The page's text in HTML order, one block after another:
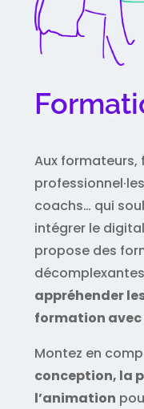
Aux formateurs,
coachs… qui
intégrer le
propose des
appréhender
formation
Montez en
conception, la
l’animation